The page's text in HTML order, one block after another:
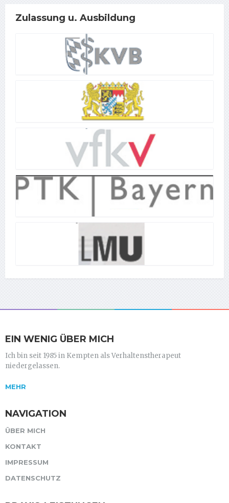
Zulassung u. Ausbildung
EIN WENIG ÜBER MICH
Ich bin seit 1985 in Kempten als Verhaltenstherapeut
niedergelassen.
MEHR
NAVIGATION
ÜBER MICH
KONTAKT
IMPRESSUM
DATENSCHUTZ